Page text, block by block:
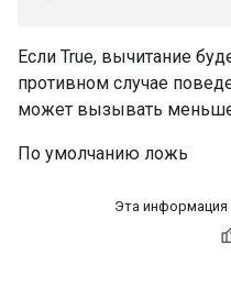
Если True, вычитание
противном случае
может вызывать
По умолчанию ложь
Эта информация